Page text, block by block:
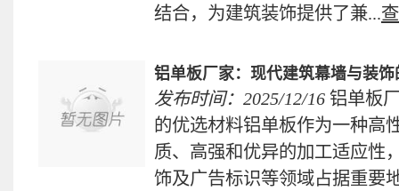
结合，为建筑装饰提供了兼...
铝单板厂家：现代建筑幕墙与装
发布时间：2025/12/16 铝单板
的优选材料铝单板作为一种高
质、高强和优异的加工适应性
饰及广告标识等领域占据重要